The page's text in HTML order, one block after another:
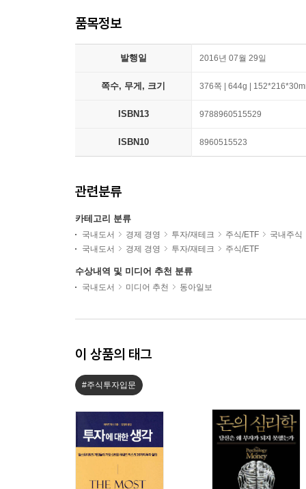
품목정보
발행일 2016년 07월 29일
쪽수, 무게, 크기 376쪽 | 644g |
ISBN13 9788960515529
ISBN10 8960515523
관련분류
카테고리 분류
국내도서 경제 경영 투자/재테크 주식/ETF
국내주식
국내도서
경제 경영 투자/재테크 주식/ETF
수상내역 및 미디어 추천 분류
국내도서 미디어 추천 동아일보
이 상품의 태그
#주식투자입문